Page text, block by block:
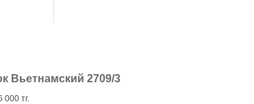
Вьетнамский 2709/3
000 тг.